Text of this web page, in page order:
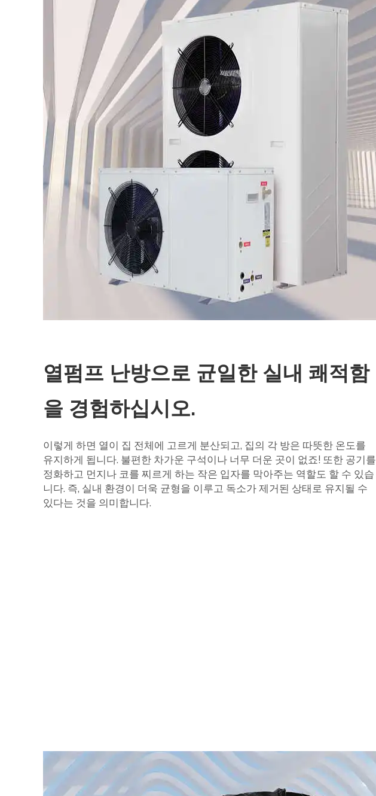
열펌프 난방으로 균일한 실내 쾌적함
을 경험하십시오.
이렇게 하면 열이 집 전체에 고르게 분산되고, 집의 각 방은 따뜻한 온도를
유지하게 됩니다. 불편한 차가운 구석이나 너무 더운 곳이 없죠! 또한 공기를
정화하고 먼지나 코를 찌르게 하는 작은 입자를 막아주는 역할도 할 수 있습
니다. 즉, 실내 환경이 더욱 균형을 이루고 독소가 제거된 상태로 유지될 수
있다는 것을 의미합니다.